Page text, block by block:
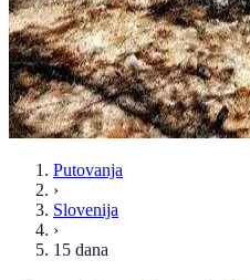
Putovanja
›
Slovenija
›
15 dana